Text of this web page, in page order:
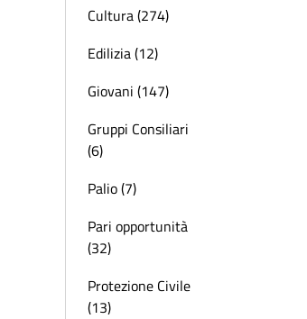
Cultura (274)
Edilizia (12)
Giovani (147)
Gruppi Consiliari
(6)
Palio (7)
Pari opportunità
(32)
Protezione Civile
(13)